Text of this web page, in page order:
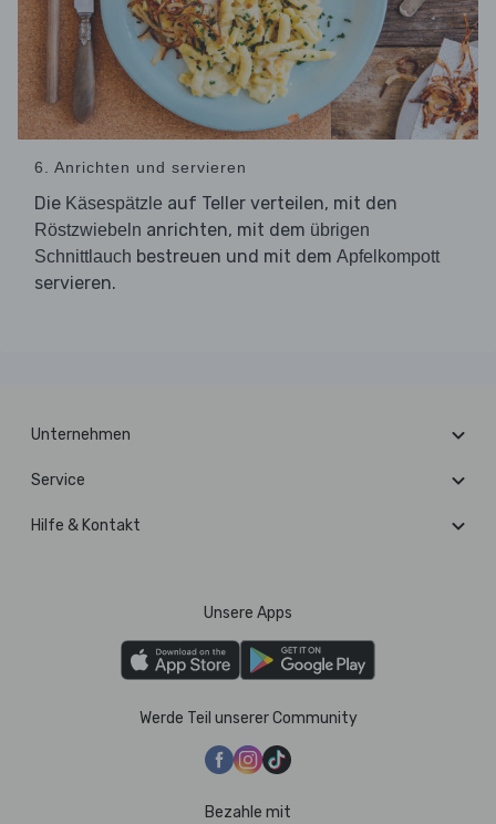
6. Anrichten und servieren
Die Käsespätzle auf Teller verteilen, mit den
Röstzwiebeln anrichten, mit dem übrigen
Schnittlauch bestreuen und mit dem Apfelkompott
servieren.
Unternehmen
Service
Hilfe & Kontakt
Unsere Apps
Werde Teil unserer Community
Bezahle mit